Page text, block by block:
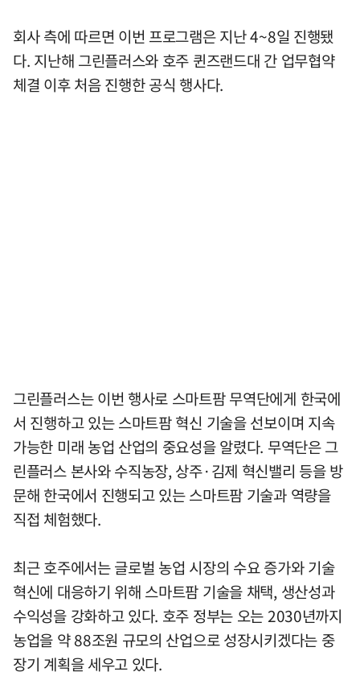
회사 측에 따르면 이번 프로그램은 지난 4~8일 진행됐
다. 지난해 그린플러스와 호주 퀸즈랜드대 간 업무협약
체결 이후 처음 진행한 공식 행사다.
그린플러스는 이번 행사로 스마트팜 무역단에게 한국에
서 진행하고 있는 스마트팜 혁신 기술을 선보이며 지속
가능한 미래 농업 산업의 중요성을 알렸다. 무역단은 그
린플러스 본사와 수직농장, 상주·김제 혁신밸리 등을 방
문해 한국에서 진행되고 있는 스마트팜 기술과 역량을
직접 체험했다.
최근 호주에서는 글로벌 농업 시장의 수요 증가와 기술
혁신에 대응하기 위해 스마트팜 기술을 채택, 생산성과
수익성을 강화하고 있다. 호주 정부는 오는 2030년까지
농업을 약 88조원 규모의 산업으로 성장시키겠다는 중
장기 계획을 세우고 있다.